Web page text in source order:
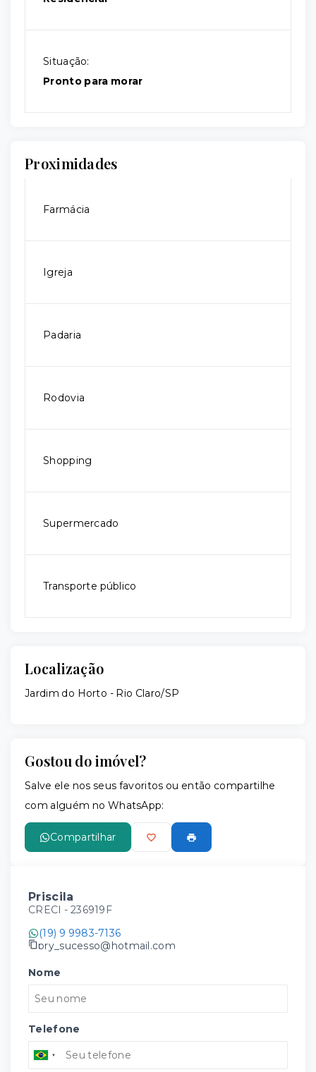
Situação:
Pronto para morar
Proximidades
Farmácia
Igreja
Padaria
Rodovia
Shopping
Supermercado
Transporte público
Localização
Jardim do Horto - Rio Claro/SP
Gostou do imóvel?
Salve ele nos seus favoritos ou então compartilhe
com alguém no WhatsApp:
Compartilhar
Priscila
CRECI - 236919F
(19) 9 9983-7136
pry_sucesso@hotmail.com
Nome
Telefone